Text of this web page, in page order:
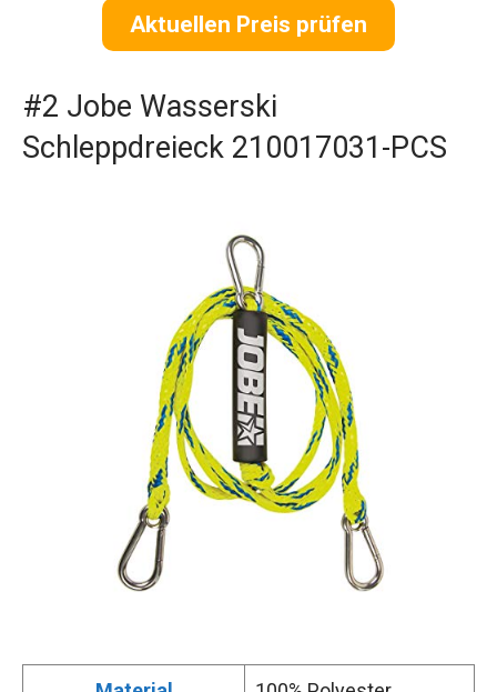
Aktuellen Preis prüfen
#2 Jobe Wasserski
Schleppdreieck 210017031-PCS